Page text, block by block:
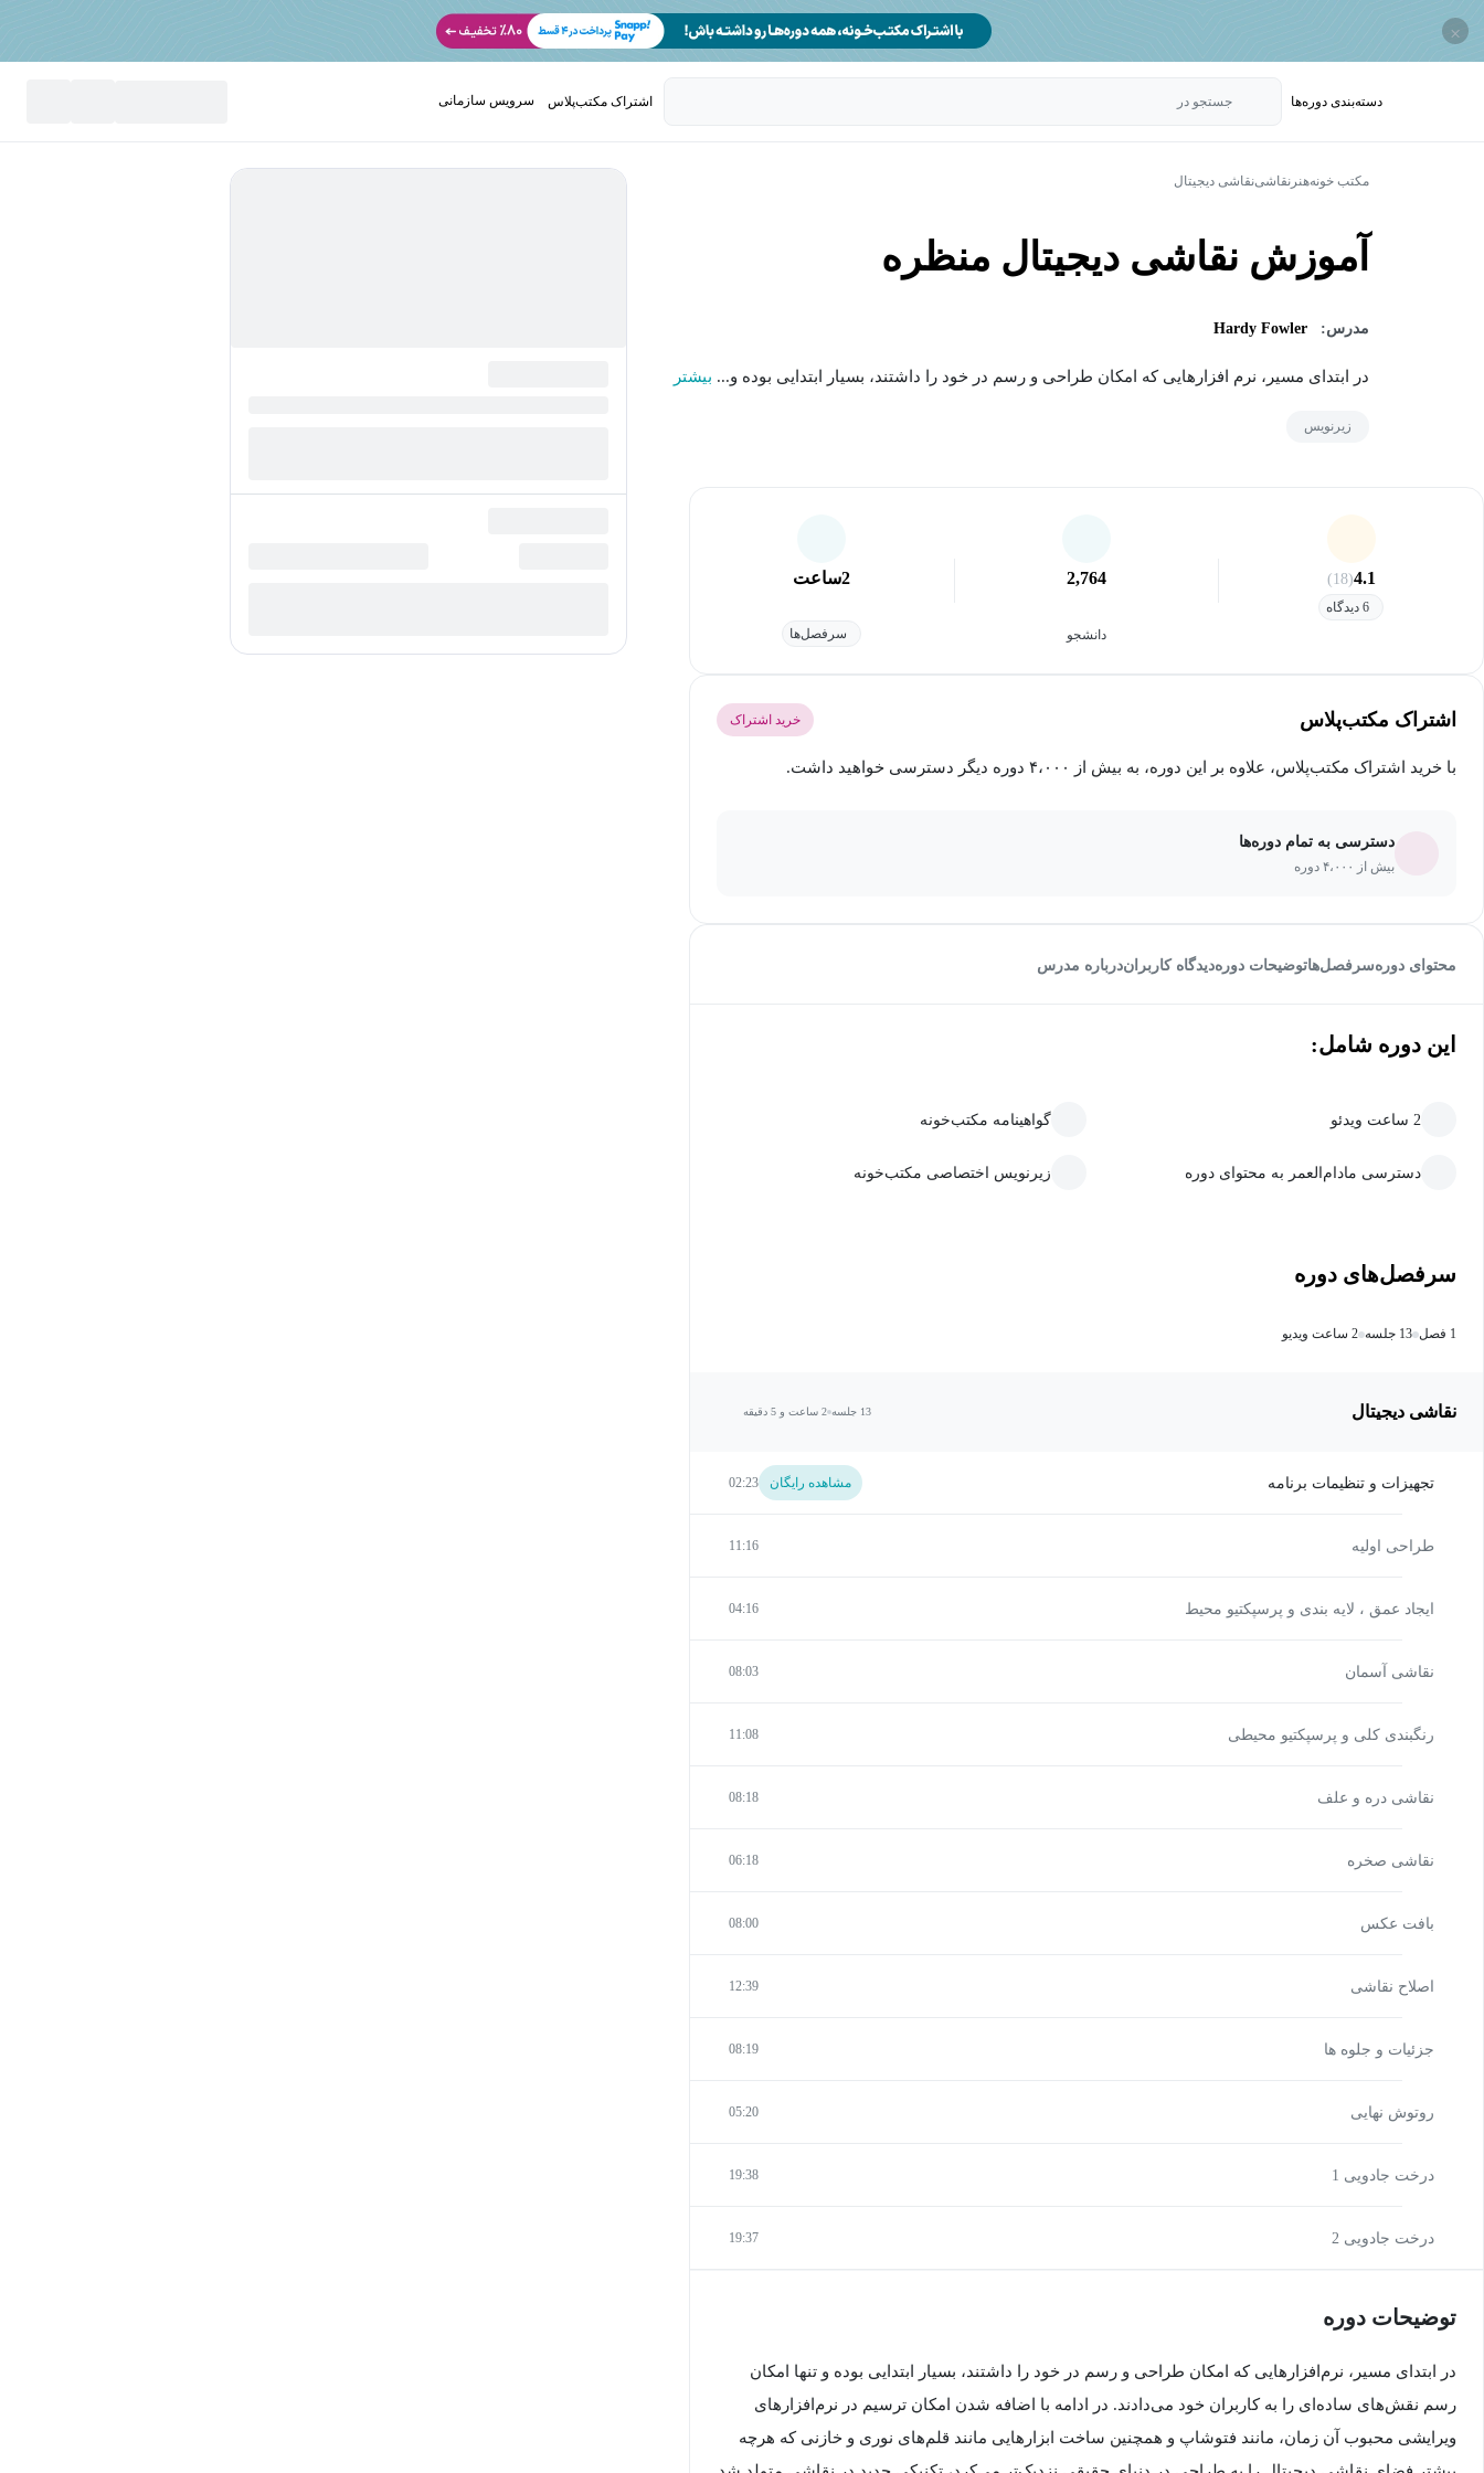
×
دسته‌بندی‌ دوره‌ها جستجو در اشتراک مکتب‌پلاس سرویس سازمانی
مکتب خونههنر نقاشینقاشی دیجیتال
آموزش نقاشی دیجیتال منظره
مدرس: Hardy Fowler
در ابتدای مسیر، نرم افزارهایی که امکان طراحی و رسم در خود را داشتند، بسیار ابتدایی بوده و... بیشتر
زیرنویس
4.1
(18)
6 دیدگاه
2,764
دانشجو
2ساعت
سرفصل‌ها
اشتراک مکتب‌پلاس خرید اشتراک
با خرید اشتراک مکتب‌پلاس، علاوه بر این دوره، به بیش از ۴،۰۰۰ دوره دیگر دسترسی خواهید داشت.
دسترسی به تمام دوره‌ها
بیش از ۴،۰۰۰ دوره
محتوای دورهسرفصل‌هاتوضیحات دورهدیدگاه کاربراندرباره مدرس
این دوره شامل:
2 ساعت ویدئو گواهینامه مکتب‌خونه
دسترسی مادام‌العمر به محتوای دوره زیرنویس اختصاصی مکتب‌خونه
سرفصل‌های دوره
1 فصل 13 جلسه 2 ساعت ویدیو
نقاشی دیجیتال 13 جلسه 2 ساعت و 5 دقیقه
تجهیزات و تنظیمات برنامه مشاهده رایگان 02:23
طراحی اولیه 11:16
ایجاد عمق ، لایه بندی و پرسپکتیو محیط 04:16
نقاشی آسمان 08:03
رنگبندی کلی و پرسپکتیو محیطی 11:08
نقاشی دره و علف 08:18
نقاشی صخره 06:18
بافت عکس 08:00
اصلاح نقاشی 12:39
جزئیات و جلوه ها 08:19
روتوش نهایی 05:20
درخت جادویی 1 19:38
درخت جادویی 2 19:37
توضیحات دوره
در ابتدای مسیر، نرم‌افزارهایی که امکان طراحی و رسم در خود را داشتند، بسیار ابتدایی بوده و تنها امکان
رسم نقش‌های ساده‌ای را به کاربران خود می‌دادند. در ادامه با اضافه شدن امکان ترسیم در نرم‌افزارهای
ویرایشی محبوب آن زمان، مانند فتوشاپ و همچنین ساخت ابزارهایی مانند قلم‌های نوری و خازنی که هرچه